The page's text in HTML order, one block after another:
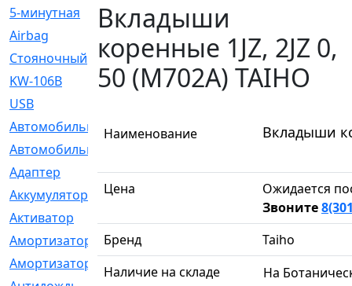
5-минутная
[1]
Airbag
[18]
Cтояночный
[1]
KW-106B
[0]
USB
Автомобильное
[6]
Автомобильный
Адаптер
[3]
Аккумулятор
Активатор
Амортизатор
[608]
Амортизаторы
Вкладыши
коренные 1JZ, 2JZ 0,
50 (M702A) TAIHO
Наименование Вкладыши
Цена
Ожидается
Звоните
Бренд
Taiho
Наличие на складе
На